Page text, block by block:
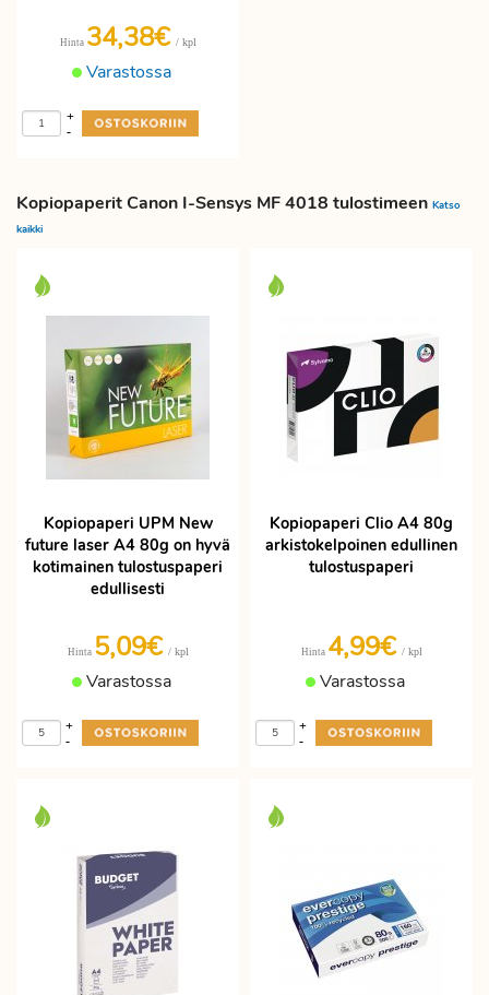
Varastossa
Hinta 34,38€ / kpl
-
+
Kopiopaperit Canon I-Sensys MF 4018 tulostimeen Katso
kaikki
Kopiopaperi UPM New
future laser A4 80g on hyvä
kotimainen tulostuspaperi
edullisesti
Hinta 5,09€ / kpl
Varastossa
-
+
Kopiopaperi Clio A4 80g
arkistokelpoinen edullinen
tulostuspaperi
Hinta 4,99€ / kpl
Varastossa
-
+